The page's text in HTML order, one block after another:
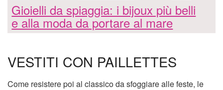
Gioielli da spiaggia: i bijoux più belli
e alla moda da portare al mare
VESTITI CON PAILLETTES
Come resistere poi al classico da sfoggiare alle feste, le